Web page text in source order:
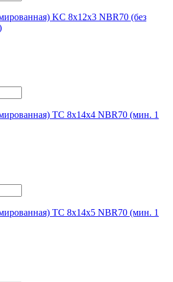
KC 8х12х3 NBR70 (без
TC 8х14х4 NBR70 (мин. 1
TC 8х14х5 NBR70 (мин. 1